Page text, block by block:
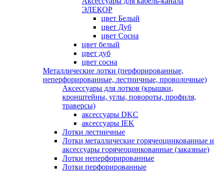
ЭЛЕКОР
цвет Белый
цвет Дуб
цвет Сосна
цвет белый
цвет дуб
цвет сосна
Металлические лотки (перфорированные,
неперфорированные, лестничные, проволочные)
Аксессуары для лотков (крышки,
кронштейны, углы, повороты, профиля,
траверсы)
аксессуары DKC
аксессуары IEK
Лотки лестничные
Лотки металлические горячеоцинкованные и
аксессуары горячеоцинкованные (заказные)
Лотки неперфорированные
Лотки перфорированные